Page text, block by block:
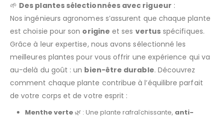
🌱 Des plantes sélectionnées avec rigueur :
Nos ingénieurs agronomes s’assurent que chaque plante
est choisie pour son origine et ses vertusspécifiques.
Grâce à leur expertise, nous avons sélectionné les
meilleures plantes pour vous offrir une expérience qui va
au-delà du goût : un bien-être durable. Découvrez
comment chaque plante contribue à l’équilibre parfait
de votre corps et de votre esprit :
Menthe verte🌿 : Une plante rafraîchissante, anti-